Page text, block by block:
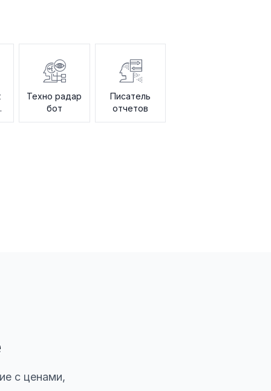
Техно радар
бот
Писатель
отчетов
с ценами,